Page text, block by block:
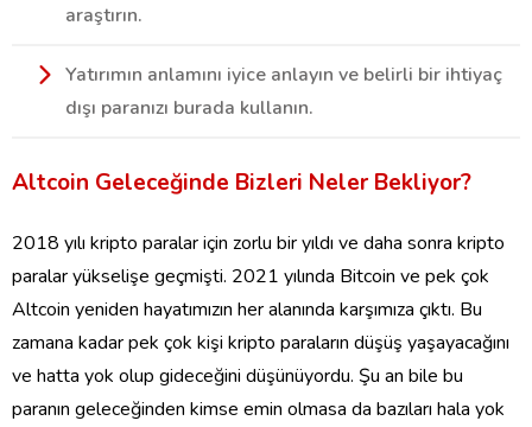
araştırın.
Yatırımın anlamını iyice anlayın ve belirli bir ihtiyaç
dışı paranızı burada kullanın.
Altcoin Geleceğinde Bizleri Neler Bekliyor?
2018 yılı kripto paralar için zorlu bir yıldı ve daha sonra kripto
paralar yükselişe geçmişti. 2021 yılında Bitcoin ve pek çok
Altcoin yeniden hayatımızın her alanında karşımıza çıktı. Bu
zamana kadar pek çok kişi kripto paraların düşüş yaşayacağını
ve hatta yok olup gideceğini düşünüyordu. Şu an bile bu
paranın geleceğinden kimse emin olmasa da bazıları hala yok